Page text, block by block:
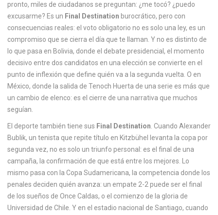
pronto, miles de ciudadanos se preguntan: ¿me tocó? ¿puedo
excusarme? Es un Final Destination burocrático, pero con
consecuencias reales: el voto obligatorio no es solo una ley, es un
compromiso que se cierra el día que te llaman. Y no es distinto de
lo que pasa en Bolivia, donde el debate presidencial , el momento
decisivo entre dos candidatos en una elección se convierte en el
punto de inflexión que define quién va a la segunda vuelta. O en
México, donde la salida de Tenoch Huerta de una serie es más que
un cambio de elenco: es el cierre de una narrativa que muchos
seguían.
El deporte también tiene sus Final Destination . Cuando Alexander
Bublik, un tenista que repite título en Kitzbühel
levanta la copa por
segunda vez, no es solo un triunfo personal: es el final de una
campaña, la confirmación de que está entre los mejores. Lo
mismo pasa con la Copa Sudamericana, la competencia donde los
penales deciden quién avanza: un empate 2-2 puede ser el final
de los sueños de Once Caldas, o el comienzo de la gloria de
Universidad de Chile. Y en el estadio nacional de Santiago, cuando